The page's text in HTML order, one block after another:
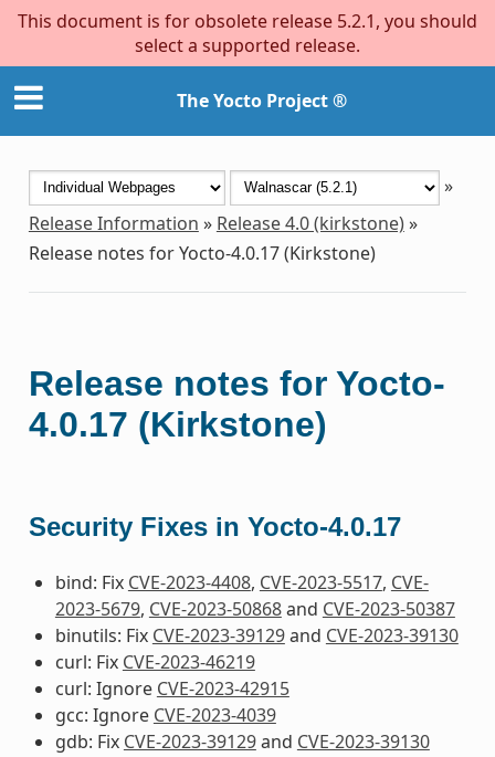
This document is for obsolete release 5.2.1, you should
select a supported release.
The Yocto Project ®
»
Release Information » Release 4.0 (kirkstone)»
Release notes for Yocto-4.0.17 (Kirkstone)
Release notes for Yocto-
4.0.17 (Kirkstone)
Security Fixes in Yocto-4.0.17
bind: Fix CVE-2023-4408, CVE-2023-5517, CVE-
2023-5679, CVE-2023-50868and CVE-2023-50387
binutils: Fix CVE-2023-39129and CVE-2023-39130
curl: Fix CVE-2023-46219
curl: Ignore CVE-2023-42915
gcc: Ignore CVE-2023-4039
gdb: Fix CVE-2023-39129and CVE-2023-39130